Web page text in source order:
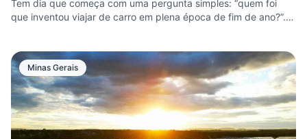
Tem dia que começa com uma pergunta simples: “quem foi
que inventou viajar de carro em plena época de fim de ano?”.…
Minas Gerais